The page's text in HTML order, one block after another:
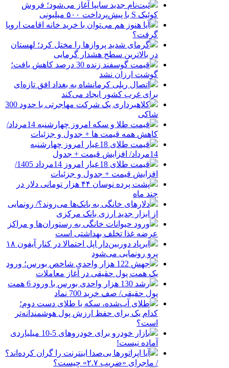
ثبت‌نام جدید سایپا آغاز می‌شود؛ فروش
کوئیک S با پیش‌پرداخت ۵۰۰ میلیونی
آیا هنوز هم می‌توان با خرید خانه اقامت اروپا
گرفت؟
گرمای شدید پروازها را مختل کرد؛ لهستان
در بالاترین سطح هشدار گرمایی
قیمت گوسفند زنده 30 درصد کاهش یافت؛
گوشت ارزان نشد
اتصال ریلی کرمانشاه به بغداد افق تازه‌ای
برای غرب کشور ایجاد می‌کند
کلاهبرداری یک شرکت مهاجرتی با حدود 300
شاکی
قیمت طلا و سکه امروز چهارشنبه 14مرداد/
کاهش همه قیمت ها + جدول و جزئیات
قیمت طلای 18عیار امروز چهارشنبه
14مرداد/ افزایش قیمت + جدول
قیمت طلای 18عیار امروز 14مرداد 1405/
افزایش قیمت + جدول و جزئیات
پشت پرده نوسان ۴۴ هزار تومانی دلار در
چند ماه
دلارهای خانگی به بانک‌ها می‌روند؟/ رونمایی
از ابزار جدید ارزی بانک مرکزی
ورود حیوانات خانگی به رستوران‌ها و مراکز
عرضه غذا تخلف بهداشتی است
ایرپاد دوربین‌دار اپل احتمالا در کنار آیفون ۱۸
پرو رونمایی می‌شود
جهش 122 هزار واحدی شاخص بورس؛ ورود
یک همت پول حقیقی در آغاز معاملات
رشد 130 هزار واحدی بورس با ورود 6 همت
پول حقیقی/ صف خرید 700 نماد
طلای آب‌شده، سکه یا طلای دست دوم؛
کدام یک برای حفظ ارزش پول هوشمندانه‌تر
است؟
بازار خودرو برای خودروهای 5-10 میلیاردی
آماده نیست!
آیا اپراتورها بی‌صدا اینترنت را گران کرده‌اند؟
/ ماجرای «ضریب ۲.۷» چیست؟